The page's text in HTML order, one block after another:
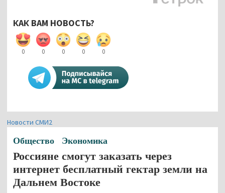
КАК ВАМ НОВОСТЬ?
0 0 0 0 0
Новости СМИ2
Общество Экономика
Россияне смогут заказать через
интернет бесплатный гектар земли на
Дальнем Востоке